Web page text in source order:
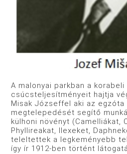
A malonyai parkban a
csúcsteljesítményeit hajtja
Misak Józseffel aki az egzóta
megtelepedését segítő
külhoni növényt (Camelliákat,
Phyllireakat, Ilexeket,
teleltettek a legkeményebb
így ír 1912-ben történt